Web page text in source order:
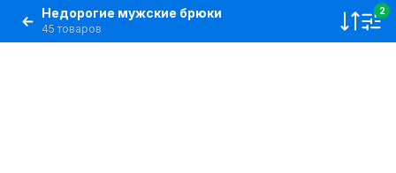
Недорогие мужские брюки
45 товаров
2